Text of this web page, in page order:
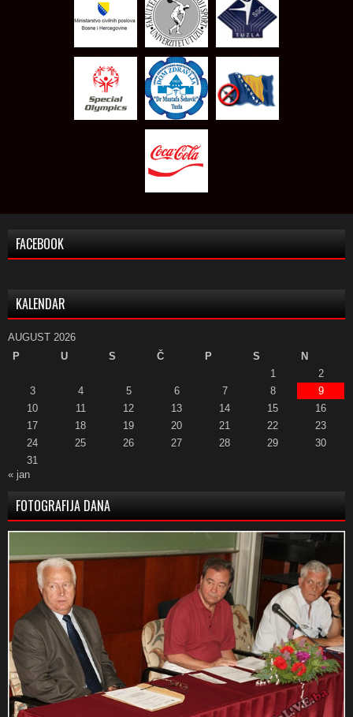
FACEBOOK
KALENDAR
AUGUST 2026
P
U S Č P S
N
1
2
3
4 5 6 7 8
9
10
11 12 13 14 15
16
17
18 19 20 21 22
23
24
25 26 27 28 29
30
31
« jan
FOTOGRAFIJA DANA